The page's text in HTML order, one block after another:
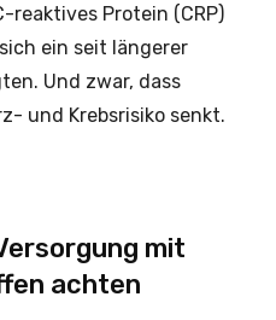
reaktives Protein (CRP)
ein seit längerer
Und zwar, dass
und Krebsrisiko senkt.
mit
achten